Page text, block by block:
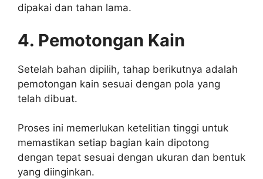
dipakai dan tahan lama.
4. Pemotongan Kain
Setelah bahan dipilih, tahap berikutnya adalah
pemotongan kain sesuai dengan pola yang
telah dibuat.
Proses ini memerlukan ketelitian tinggi untuk
memastikan setiap bagian kain dipotong
dengan tepat sesuai dengan ukuran dan bentuk
yang diinginkan.